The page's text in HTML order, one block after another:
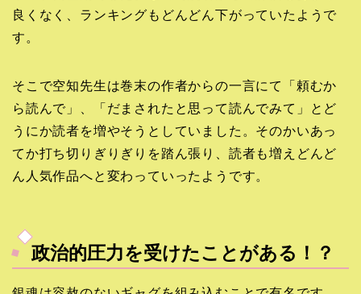
良くなく、ランキングもどんどん下がっていたようで
す。
そこで空知先生は巻末の作者からの一言にて「頼むか
ら読んで」、「だまされたと思って読んでみて」とど
うにか読者を増やそうとしていました。そのかいあっ
てか打ち切りぎりぎりを踏ん張り、読者も増えどんど
ん人気作品へと変わっていったようです。
政治的圧力を受けたことがある！？